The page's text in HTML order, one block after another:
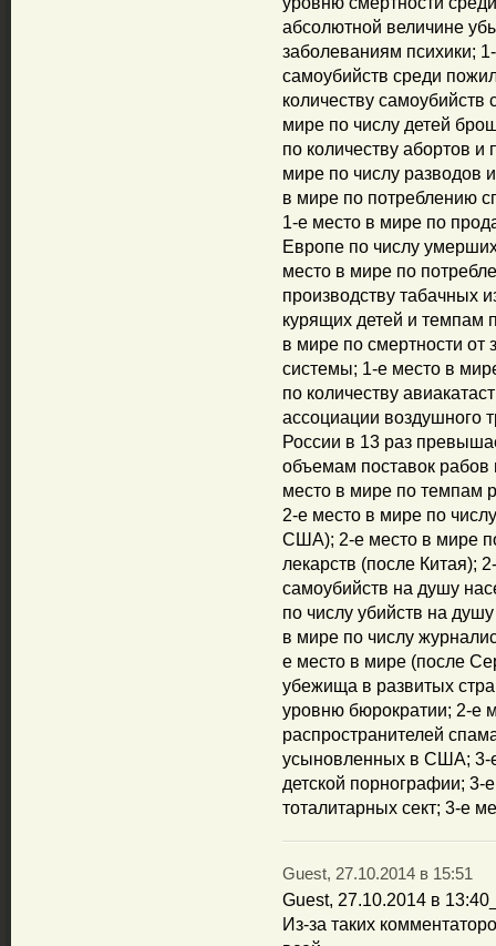
абсолютной величине
заболеваниям психики;
самоубийств среди
количеству самоубийств
мире по числу детей
по количеству абортов и
мире по числу разводов
в мире по потреблению
1-e место в мире по
Европе по числу
место в мире по
производству табачных
курящих детей и темпам
в мире по смертности от
системы; 1-е место в
по количеству
ассоциации воздушного
России в 13 раз
объемам поставок
место в мире по темпам
2-е место в мире по
США); 2-е место в мире
лекарств (после Китая);
самоубийств на душу
по числу убийств на
в мире по числу
е место в мире (после
убежища в развитых
уровню бюрократии; 2-е
распространителей
усыновленных в США; 3-
детской порнографии; 3-
тоталитарных сект; 3-е
Guest, 27.10.2014 в 15:51
Guest, 27.10.2014 в
Из-за таких